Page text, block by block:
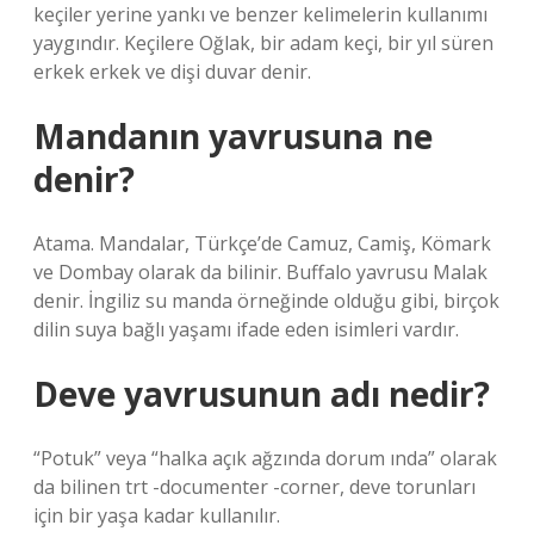
keçiler yerine yankı ve benzer kelimelerin kullanımı
yaygındır. Keçilere Oğlak, bir adam keçi, bir yıl süren
erkek erkek ve dişi duvar denir.
Mandanın yavrusuna ne
denir?
Atama. Mandalar, Türkçe’de Camuz, Camiş, Kömark
ve Dombay olarak da bilinir. Buffalo yavrusu Malak
denir. İngiliz su manda örneğinde olduğu gibi, birçok
dilin suya bağlı yaşamı ifade eden isimleri vardır.
Deve yavrusunun adı nedir?
“Potuk” veya “halka açık ağzında dorum ında” olarak
da bilinen trt -documenter -corner, deve torunları
için bir yaşa kadar kullanılır.